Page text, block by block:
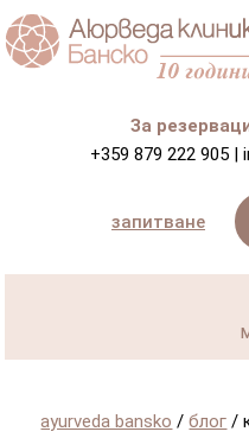
За
+359 879 222 905 |
запитване
ayurveda bansko /блог /